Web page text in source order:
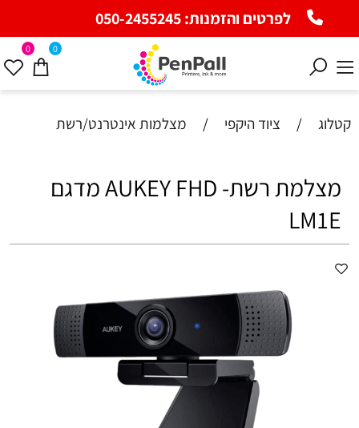
לפרטים והזמנות:050-2455245
0 0
קטלוג / ציוד היקפי / מצלמות אינטרנט/רשת
מצלמת רשת- AUKEY FHD מדגם
LM1E